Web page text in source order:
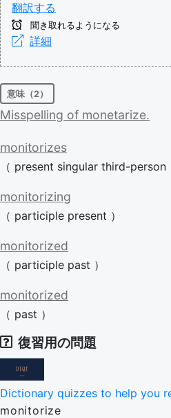
翻訳する
聞き取れるようになる
詳細
意味（2）
Misspelling of monetarize.
monitorizes
（ present singular third-person
monitorizing
（ participle present ）
monitorized
（ participle past ）
monitorized
（ past ）
復習用の問題
Dictionary quizzes to help you
monitorize